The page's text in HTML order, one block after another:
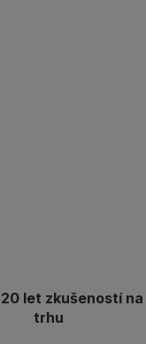
let zkušeností na
trhu